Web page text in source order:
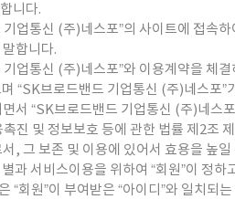
니다.
기업통신 (주)네스포”의 사이트에 접속
합니다.
기업통신 (주)네스포”와 이용계약을 체
“SK브로드밴드 기업통신 (주)네스포
면서 “SK브로드밴드 기업통신 (주)네스
진 및 정보보호 등에 관한 법률 제2조
, 그 보존 및 이용에 있어서 효용을 높
과 서비스이용을 위하여 “회원”이 정
“회원”이 부여받은 “아이디”와 일치되